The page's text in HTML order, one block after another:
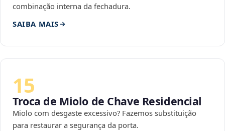
combinação interna da fechadura.
SAIBA MAIS
15
Troca de Miolo de Chave Residencial
Miolo com desgaste excessivo? Fazemos substituição
para restaurar a segurança da porta.